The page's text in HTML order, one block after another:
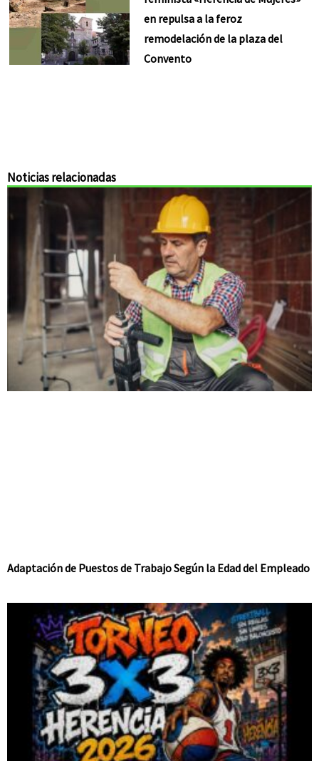
en repulsa a la feroz
remodelación de la plaza del
Convento
Noticias relacionadas
Adaptación de Puestos de Trabajo Según la Edad del Empleado